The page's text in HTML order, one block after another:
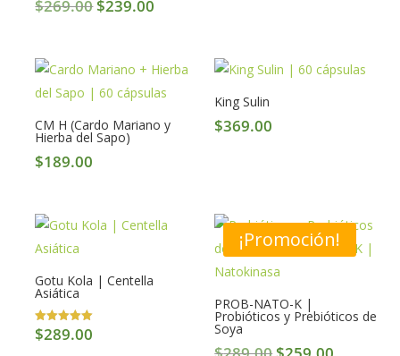
5.00
$269.00Original
$269.00.
$239.00
$239.00.
CM H (Cardo Mariano y
Hierba del Sapo)
$189.00
King Sulin
$369.00
Gotu Kola | Centella
Asiática
Valorado en
5.00
$289.00
¡Promoción!
PROB-NATO-K |
Probióticos y Prebióticos de
Soya
Original